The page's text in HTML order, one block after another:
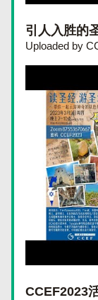
引人入胜的
Uploaded by
CCEF2023